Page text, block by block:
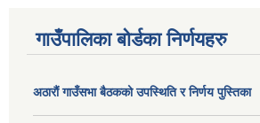
गाउँपालिका बोर्डका निर्णयहरु
अठाराैं गाउँसभा बैठकको उपस्थिति र निर्णय पुस्तिका